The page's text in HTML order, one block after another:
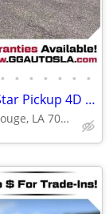
• • • • • • •
2019 Ram 1500 Classic Crew Cab Lone Star Pickup 4D 5 12 ft
8700 Florida Blvd, Baton Rouge, LA 70815